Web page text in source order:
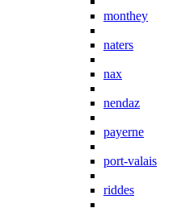
monthey
naters
nax
nendaz
payerne
port-valais
riddes